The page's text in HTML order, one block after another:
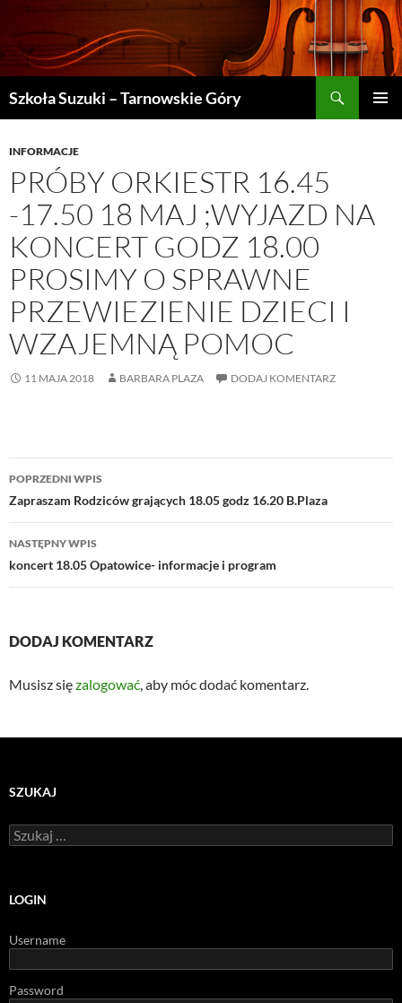
Szkoła Suzuki – Tarnowskie Góry
TREŚCI
INFORMACJE
PRÓBY ORKIESTR 16.45
-17.50 18 MAJ ;WYJAZD NA
KONCERT GODZ 18.00
PROSIMY O SPRAWNE
PRZEWIEZIENIE DZIECI I
WZAJEMNĄ POMOC
11 MAJA 2018 BARBARA PLAZA DODAJ KOMENTARZ
Nawigacja
wpisu
POPRZEDNI WPIS
Zapraszam Rodziców grających 18.05 godz 16.20 B.Plaza
NASTĘPNY WPIS
koncert 18.05 Opatowice- informacje i program
DODAJ KOMENTARZ
Musisz sięzalogować, aby móc dodać komentarz.
SZUKAJ
Szukaj:
LOGIN
Username
Password